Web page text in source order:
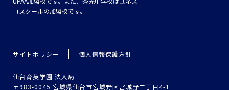
コスクールの加盟校です。
サイトポリシー 個人情報保護方針
仙台育英学園 法人局
〒983-0045 宮城県仙台市宮城野区宮城野二丁目4-1